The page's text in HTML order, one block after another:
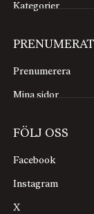
Kategorier
Prenumerera
Mina sidor
FÖLJ OSS
Facebook
Instagram
X